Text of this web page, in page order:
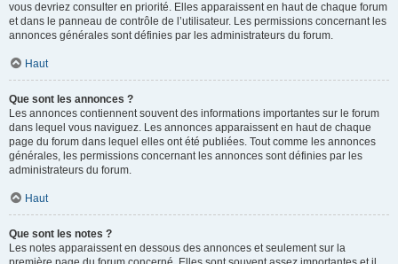
vous devriez consulter en priorité. Elles apparaissent en haut de chaque forum
et dans le panneau de contrôle de l’utilisateur. Les permissions concernant les
annonces générales sont définies par les administrateurs du forum.
Haut
Que sont les annonces ?
Les annonces contiennent souvent des informations importantes sur le forum
dans lequel vous naviguez. Les annonces apparaissent en haut de chaque
page du forum dans lequel elles ont été publiées. Tout comme les annonces
générales, les permissions concernant les annonces sont définies par les
administrateurs du forum.
Haut
Que sont les notes ?
Les notes apparaissent en dessous des annonces et seulement sur la